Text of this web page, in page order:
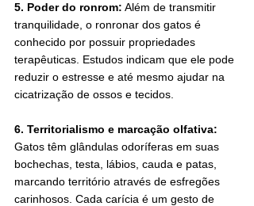
5. Poder do ronrom: Além de transmitir
tranquilidade, o ronronar dos gatos é
conhecido por possuir propriedades
terapêuticas. Estudos indicam que ele pode
reduzir o estresse e até mesmo ajudar na
cicatrização de ossos e tecidos.
6. Territorialismo e marcação olfativa:
Gatos têm glândulas odoríferas em suas
bochechas, testa, lábios, cauda e patas,
marcando território através de esfregões
carinhosos. Cada carícia é um gesto de